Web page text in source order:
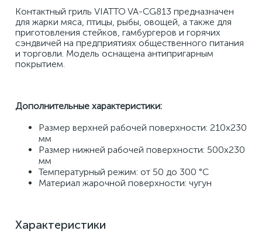
Контактный гриль VIATTO VA-CG813 предназначен
для жарки мяса, птицы, рыбы, овощей, а также для
приготовления стейков, гамбургеров и горячих
сэндвичей на предприятиях общественного питания
и торговли. Модель оснащена антипригарным
покрытием.
Дополнительные характеристики:
Размер верхней рабочей поверхности: 210х230
мм
Размер нижней рабочей поверхности: 500х230
мм
Температурный режим: от 50 до 300 °C
Материал жарочной поверхности: чугун
Характеристики